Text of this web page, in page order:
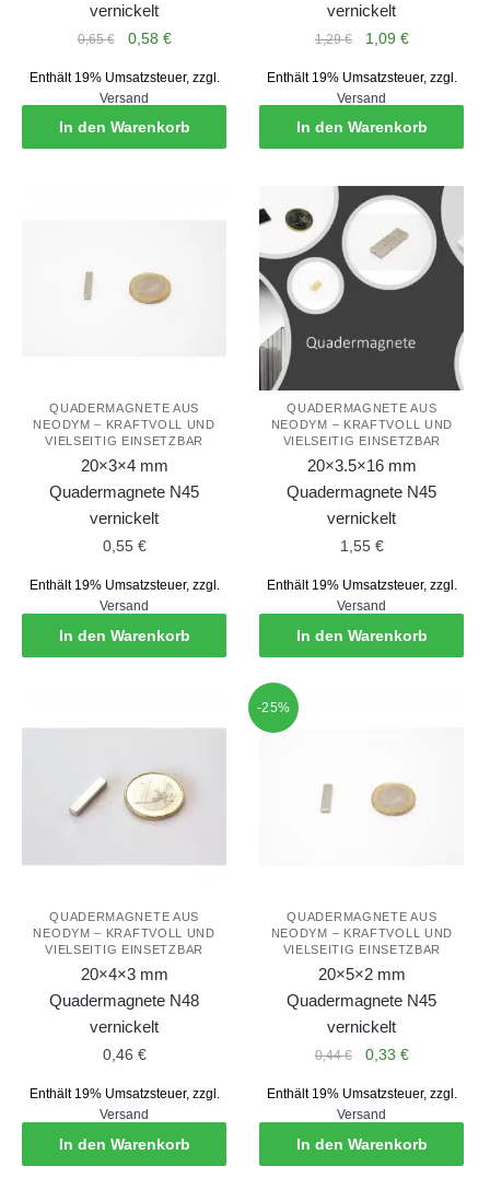
vernickelt
0,65€
Ursprünglicher
war:
0,65 €
0,58 €Aktueller
ist:
0,58 €.
Enthält 19% Umsatzsteuer, zzgl.
Versand
In den Warenkorb
vernickelt
1,29€
Ursprünglicher
war:
1,29 €
1,09 €Aktueller
ist:
1,09 €.
Enthält 19% Umsatzsteuer, zzgl.
Versand
In den Warenkorb
QUADERMAGNETE AUS
NEODYM – KRAFTVOLL UND
VIELSEITIG EINSETZBAR
20×3×4 mm
Quadermagnete N45
vernickelt
0,55 €
Enthält 19% Umsatzsteuer, zzgl.
Versand
In den Warenkorb
QUADERMAGNETE AUS
NEODYM – KRAFTVOLL UND
VIELSEITIG EINSETZBAR
20×3.5×16 mm
Quadermagnete N45
vernickelt
1,55 €
Enthält 19% Umsatzsteuer, zzgl.
Versand
In den Warenkorb
QUADERMAGNETE AUS
NEODYM – KRAFTVOLL UND
VIELSEITIG EINSETZBAR
20×4×3 mm
Quadermagnete N48
vernickelt
0,46 €
Enthält 19% Umsatzsteuer, zzgl.
Versand
In den Warenkorb
-25%
QUADERMAGNETE AUS
NEODYM – KRAFTVOLL UND
VIELSEITIG EINSETZBAR
20×5×2 mm
Quadermagnete N45
vernickelt
0,44€
Ursprünglicher
war:
0,44 €
0,33 €Aktueller
ist:
0,33 €.
Enthält 19% Umsatzsteuer, zzgl.
Versand
In den Warenkorb